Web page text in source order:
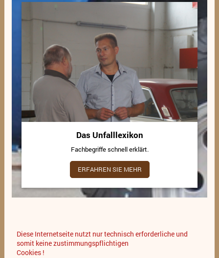
Das Unfalllexikon
Fachbegriffe schnell erklärt.
ERFAHREN SIE MEHR
Diese Internetseite nutzt nur technisch erforderliche und
somit keine zustimmungspflichtigen
Cookies !